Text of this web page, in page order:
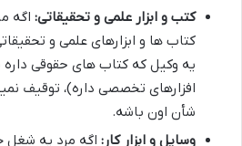
کتب و ابزار علمی و تحقیقاتی: اگه
کتاب ها و ابزارهای علمی و
یه وکیل که کتاب های حقوقی
افزارهای تخصصی داره)، توقیف
شأن اون باشه.
وسایل و ابزار کار: اگه مرد یه شغل